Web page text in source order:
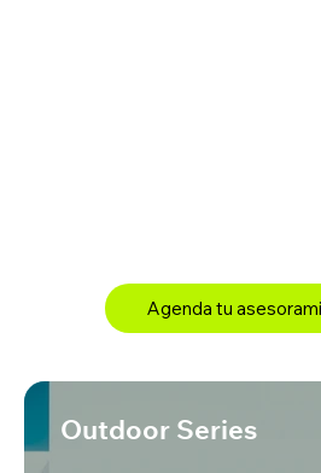
Agenda tu
Outdoor Series